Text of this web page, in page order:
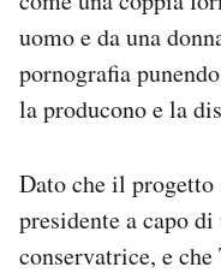
uomo e da una
pornografia
la producono e la
Dato che il
presidente a capo
conservatrice, e